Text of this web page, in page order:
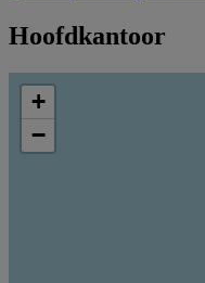
Hoofdkantoor
+
−